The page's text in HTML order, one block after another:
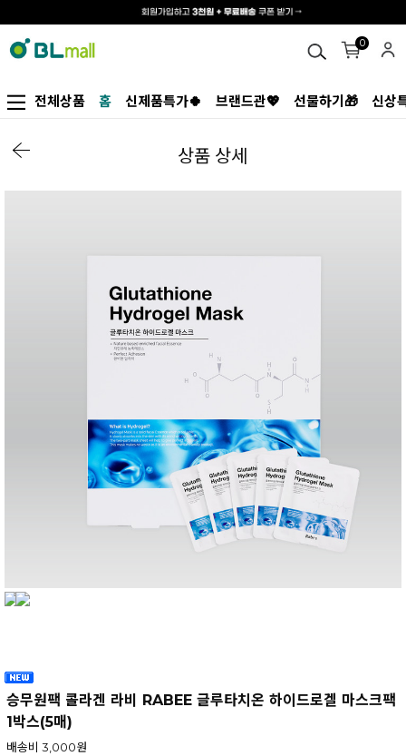
0
전체상품 홈 신제품특가🍀 브랜드관💖 선물하기🎁 신상
상품 상세
승무원팩 콜라겐 라비 RABEE 글루타치온 하이드로겔 마스크팩
1박스(5매)
배송비 3,000원